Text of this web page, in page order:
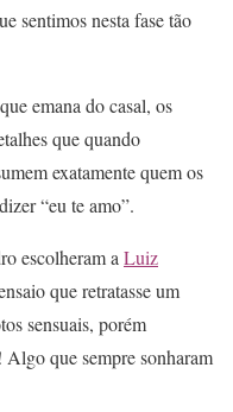
sentimos nesta fase tão
emana do casal, os
que quando
exatamente quem os
“eu te amo”.
escolheram a Luiz
que retratasse um
sensuais, porém
Algo que sempre sonharam